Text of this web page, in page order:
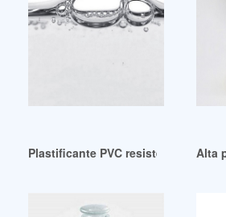
Plastificante PVC resistente al Alta